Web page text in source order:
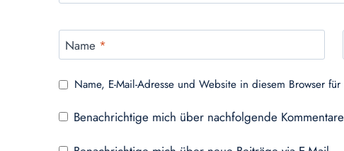
Name *
Name, E-Mail-Adresse und Website in diesem Browser
Benachrichtige mich über nachfolgende